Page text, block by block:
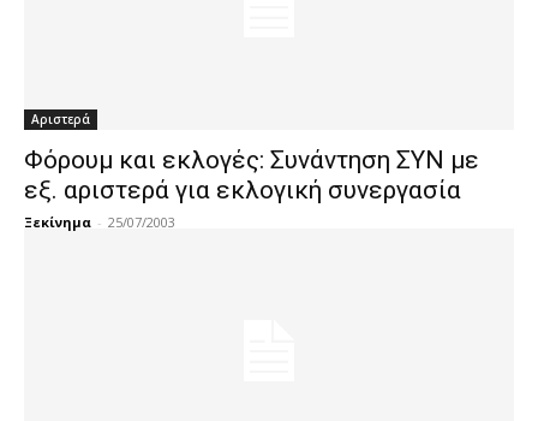
Αριστερά
Φόρουμ και εκλογές: Συνάντηση ΣΥΝ με
εξ. αριστερά για εκλογική συνεργασία
Ξεκίνημα - 25/07/2003